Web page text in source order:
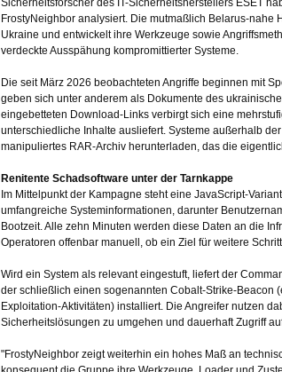
Sicherheitsforscher des IT-Sicherheitsherstellers ESET
FrostyNeighbor analysiert. Die mutmaßlich Belarus-
Ukraine und entwickelt ihre Werkzeuge sowie
verdeckte Ausspähung kompromittierter Systeme.
Die seit März 2026 beobachteten Angriffe beginnen mit
geben sich unter anderem als Dokumente des
eingebetteten Download-Links verbirgt sich eine
unterschiedliche Inhalte ausliefert. Systeme außerhalb
manipuliertes RAR-Archiv herunterladen, das die
Renitente Schadsoftware unter der Tarnkappe
Im Mittelpunkt der Kampagne steht eine JavaScript-
umfangreiche Systeminformationen, darunter
Bootzeit. Alle zehn Minuten werden diese Daten an die
Operatoren offenbar manuell, ob ein Ziel für weitere
Wird ein System als relevant eingestuft, liefert der
der schließlich einen sogenannten Cobalt-Strike-Beacon
Exploitation-Aktivitäten) installiert. Die Angreifer nutzen
Sicherheitslösungen zu umgehen und dauerhaft Zugriff
"FrostyNeighbor zeigt weiterhin ein hohes Maß an